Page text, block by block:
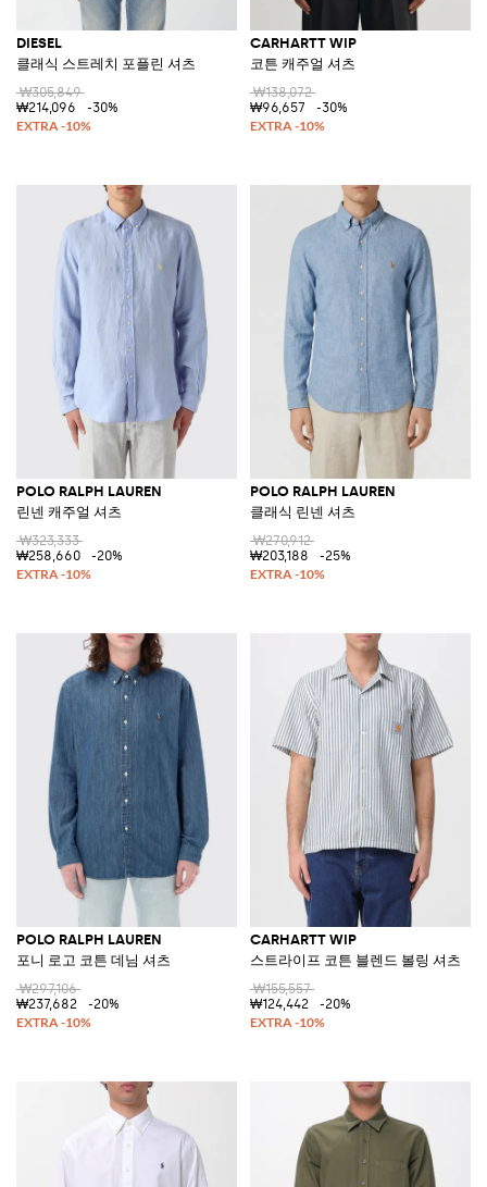
DIESEL
클래식 스트레치 포플린 셔츠
₩305,849
₩214,096
-30%
CARHARTT WIP
코튼 캐주얼 셔츠
₩138,072
₩96,657
-30%
POLO RALPH LAUREN
린넨 캐주얼 셔츠
₩323,333
₩258,660
-20%
POLO RALPH LAUREN
클래식 린넨 셔츠
₩270,912
₩203,188
-25%
POLO RALPH LAUREN
포니 로고 코튼 데님 셔츠
₩297,106
₩237,682
-20%
CARHARTT WIP
스트라이프 코튼 블렌드 볼링 셔츠
₩155,557
₩124,442
-20%